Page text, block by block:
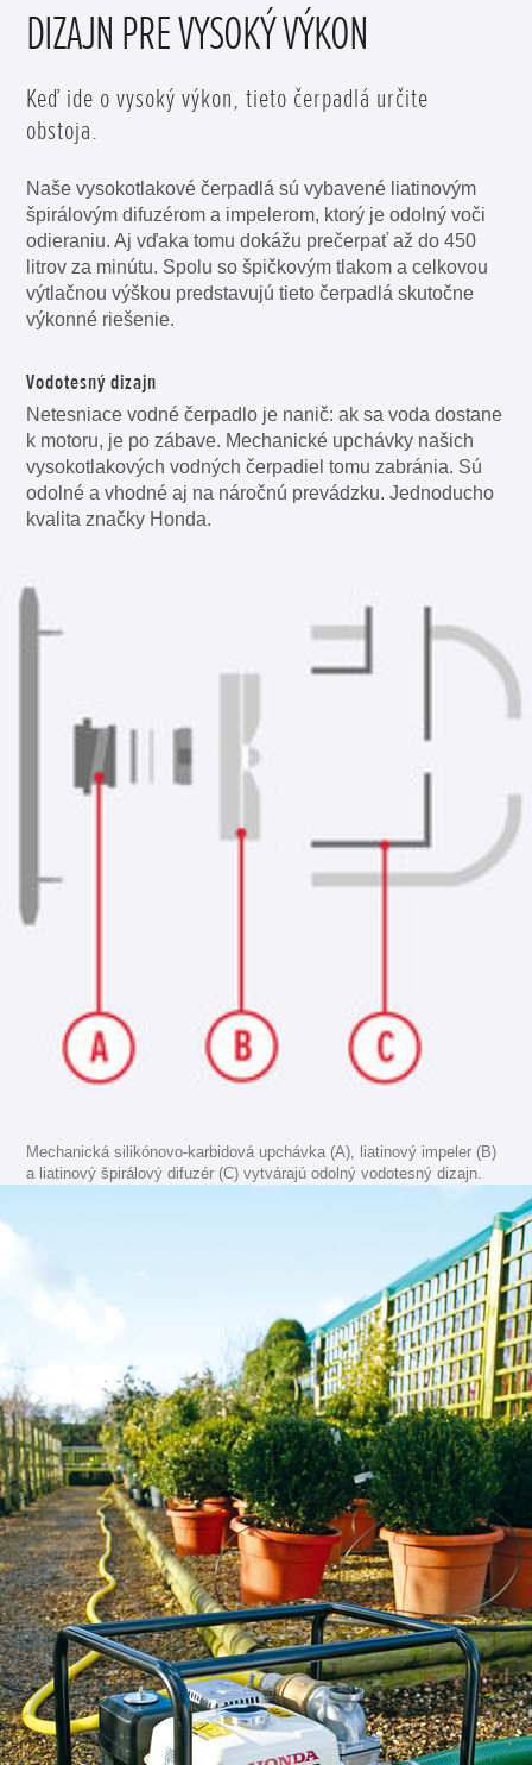
DIZAJN PRE VYSOKÝ VÝKON
Keď ide o vysoký výkon, tieto čerpadlá určite
obstoja.
Naše vysokotlakové čerpadlá sú vybavené liatinovým
špirálovým difuzérom a impelerom, ktorý je odolný voči
odieraniu. Aj vďaka tomu dokážu prečerpať až do 450
litrov za minútu. Spolu so špičkovým tlakom a celkovou
výtlačnou výškou predstavujú tieto čerpadlá skutočne
výkonné riešenie.
Vodotesný dizajn
Netesniace vodné čerpadlo je nanič: ak sa voda dostane
k motoru, je po zábave. Mechanické upchávky našich
vysokotlakových vodných čerpadiel tomu zabránia. Sú
odolné a vhodné aj na náročnú prevádzku. Jednoducho
kvalita značky Honda.
Mechanická silikónovo-karbidová upchávka (A), liatinový impeler (B)
a liatinový špirálový difuzér (C) vytvárajú odolný vodotesný dizajn.